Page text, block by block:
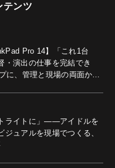
テンツ
Pro 14】「これ1台
・演出の仕事を完結でき
に、管理と現場の両面から
ライトに」――アイドルを
ジュアルを現場でつくる、